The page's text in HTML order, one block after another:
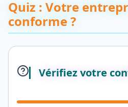
Quiz : Votre
conforme ?
Vérifiez votre